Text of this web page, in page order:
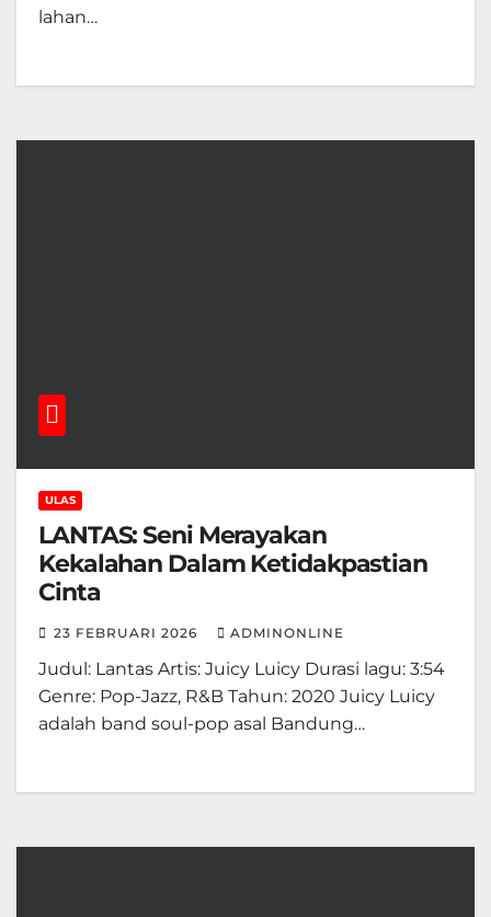
lahan…
ULAS
LANTAS: Seni Merayakan
Kekalahan Dalam Ketidakpastian
Cinta
23 FEBRUARI 2026 ADMINONLINE
Judul: Lantas Artis: Juicy Luicy Durasi lagu: 3:54
Genre: Pop-Jazz, R&B Tahun: 2020 Juicy Luicy
adalah band soul-pop asal Bandung…